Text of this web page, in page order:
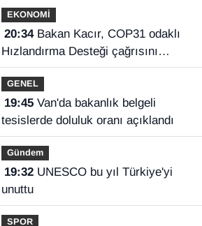
EKONOMİ
20:34Bakan Kacır, COP31 odaklı
Hızlandırma Desteği çağrısını
açıkladı
GENEL
19:45Van'da bakanlık belgeli
tesislerde doluluk oranı açıklandı
Gündem
19:32UNESCO bu yıl Türkiye'yi
unuttu
SPOR